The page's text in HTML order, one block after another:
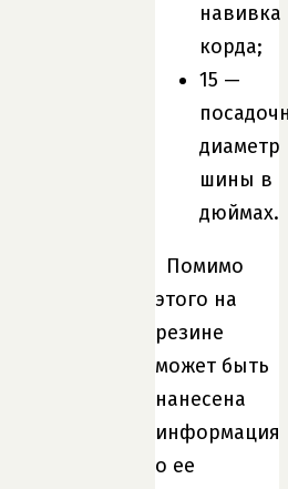
навивка
корда;
15 —
диаметр
шины в
дюймах.
Помимо
этого на
резине
может быть
нанесена
информация
о ее